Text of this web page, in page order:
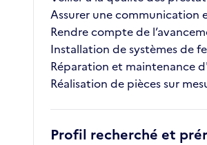
Assurer une communication
Rendre compte de
Installation de systèmes de
Réparation et maintenance
Réalisation de pièces sur
Profil recherché et